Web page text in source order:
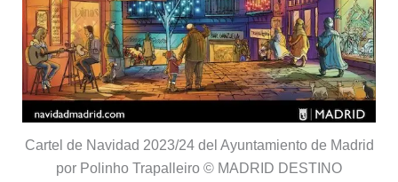
Cartel de Navidad 2023/24 del Ayuntamiento de Madrid
por Polinho Trapalleiro © MADRID DESTINO